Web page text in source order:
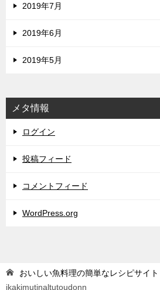
2019年7月
2019年6月
2019年5月
メタ情報
ログイン
投稿フィード
コメントフィード
WordPress.org
おいしい魚料理の簡単なレシピサイト
ikakimutinaltutoudonn